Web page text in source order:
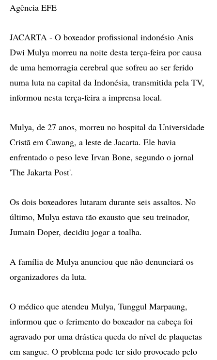
Agência EFE
JACARTA - O boxeador profissional indonésio Anis
Dwi Mulya morreu na noite desta terça-feira por causa
de uma hemorragia cerebral que sofreu ao ser ferido
numa luta na capital da Indonésia, transmitida pela TV,
informou nesta terça-feira a imprensa local.
Mulya, de 27 anos, morreu no hospital da Universidade
Cristã em Cawang, a leste de Jacarta. Ele havia
enfrentado o peso leve Irvan Bone, segundo o jornal
'The Jakarta Post'.
Os dois boxeadores lutaram durante seis assaltos. No
último, Mulya estava tão exausto que seu treinador,
Jumain Doper, decidiu jogar a toalha.
A família de Mulya anunciou que não denunciará os
organizadores da luta.
O médico que atendeu Mulya, Tunggul Marpaung,
informou que o ferimento do boxeador na cabeça foi
agravado por uma drástica queda do nível de plaquetas
em sangue. O problema pode ter sido provocado pelo